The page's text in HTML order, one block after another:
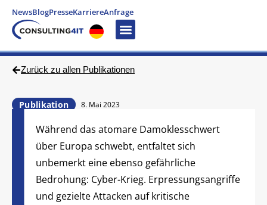
NewsBlogPresseKarriereAnfrage
Zurück zu allen Publikationen
Publikation 8. Mai 2023
Während das atomare Damoklesschwert
über Europa schwebt, entfaltet sich
unbemerkt eine ebenso gefährliche
Bedrohung: Cyber-Krieg. Erpressungsangriffe
und gezielte Attacken auf kritische